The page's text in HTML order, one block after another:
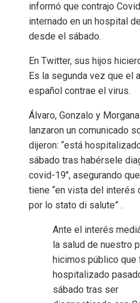
informó que contrajo
internado en un hospital
desde el sábado.
En Twitter, sus hijos
Es la segunda vez que el
español contrae el virus.
Álvaro, Gonzalo y
lanzaron un comunicado
dijeron: “está
sábado tras habérsele
covid-19″, asegurando
tiene “en vista del interés
por lo stato di salute” .
Ante el interés
la salud de nuestro
hicimos público que
hospitalizado
sábado tras ser